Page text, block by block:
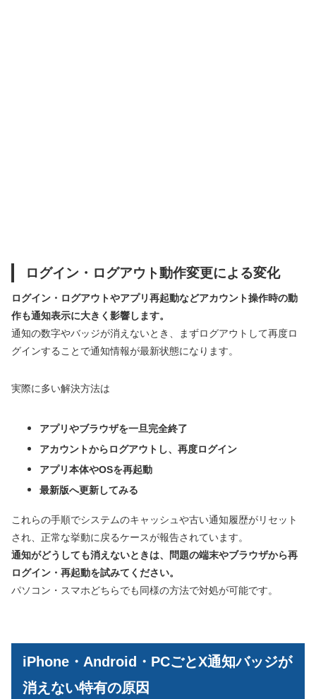
ログイン・ログアウト動作変更による変化
ログイン・ログアウトやアプリ再起動などアカウント操作時の動
作も通知表示に大きく影響します。
通知の数字やバッジが消えないとき、まずログアウトして再度ロ
グインすることで通知情報が最新状態になります。
実際に多い解決方法は
アプリやブラウザを一旦完全終了
アカウントからログアウトし、再度ログイン
アプリ本体やOSを再起動
最新版へ更新してみる
これらの手順でシステムのキャッシュや古い通知履歴がリセット
され、正常な挙動に戻るケースが報告されています。
通知がどうしても消えないときは、問題の端末やブラウザから再
ログイン・再起動を試みてください。
パソコン・スマホどちらでも同様の方法で対処が可能です。
iPhone・Android・PCごとX通知バッジが
消えない特有の原因